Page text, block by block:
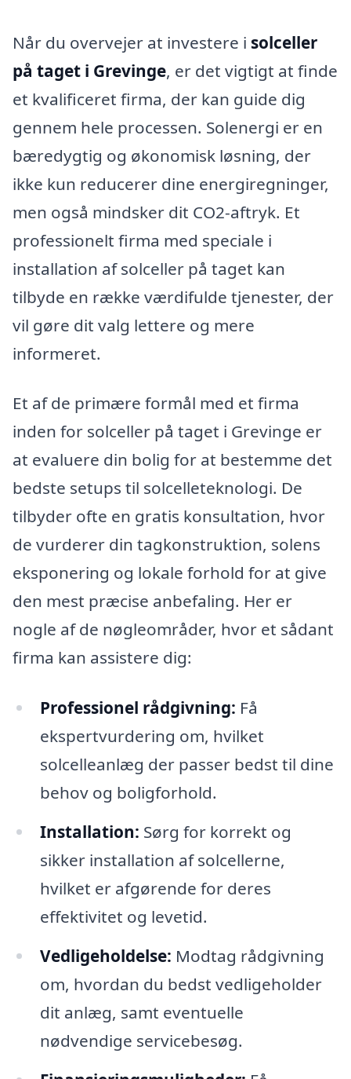
Når du overvejer at investere i solceller
på taget i Grevinge, er det vigtigt at finde
et kvalificeret firma, der kan guide dig
gennem hele processen. Solenergi er en
bæredygtig og økonomisk løsning, der
ikke kun reducerer dine energiregninger,
men også mindsker dit CO2-aftryk. Et
professionelt firma med speciale i
installation af solceller på taget kan
tilbyde en række værdifulde tjenester, der
vil gøre dit valg lettere og mere
informeret.
Et af de primære formål med et firma
inden for solceller på taget i Grevinge er
at evaluere din bolig for at bestemme det
bedste setups til solcelleteknologi. De
tilbyder ofte en gratis konsultation, hvor
de vurderer din tagkonstruktion, solens
eksponering og lokale forhold for at give
den mest præcise anbefaling. Her er
nogle af de nøgleområder, hvor et sådant
firma kan assistere dig:
Professionel rådgivning: Få
ekspertvurdering om, hvilket
solcelleanlæg der passer bedst til dine
behov og boligforhold.
Installation: Sørg for korrekt og
sikker installation af solcellerne,
hvilket er afgørende for deres
effektivitet og levetid.
Vedligeholdelse: Modtag rådgivning
om, hvordan du bedst vedligeholder
dit anlæg, samt eventuelle
nødvendige servicebesøg.